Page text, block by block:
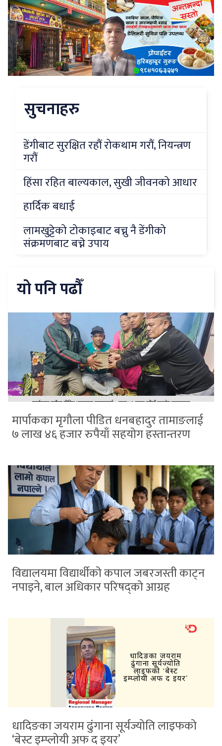
सुचनाहरु
डेंगीबाट सुरक्षित रहौं रोकथाम गरौं, नियन्त्रण
गरौं
हिंसा रहित बाल्यकाल, सुखी जीवनको आधार
हार्दिक बधाई
लामखुट्टेको टोकाइबाट बच्नु नै डेंगीको
संक्रमणबाट बच्ने उपाय
यो पनि पढौँ
मार्पाकका मृगौला पीडित धनबहादुर तामाङलाई
७ लाख ४६ हजार रुपैयाँ सहयोग हस्तान्तरण
विद्यालयमा विद्यार्थीको कपाल जबरजस्ती काट्न
नपाइने, बाल अधिकार परिषद्को आग्रह
धादिङका जयराम ढुंगाना सूर्यज्योति लाइफको
‘बेस्ट इम्प्लोयी अफ द इयर’